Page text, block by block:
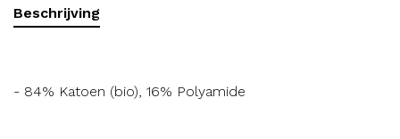
Beschrijving
- 84% Katoen (bio), 16% Polyamide